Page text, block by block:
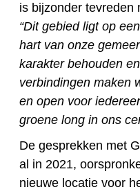
is bijzonder tevreden
“Dit gebied ligt op
hart van onze
karakter behouden
verbindingen maken
en open voor
groene long in ons
De gesprekken met
al in 2021,
nieuwe locatie voor